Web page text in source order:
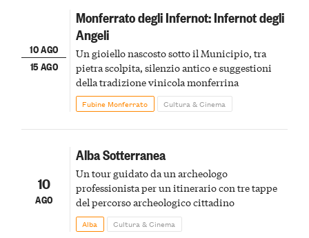
10 AGO
15 AGO
Monferrato degli Infernot: Infernot degli
Angeli
Un gioiello nascosto sotto il Municipio, tra
pietra scolpita, silenzio antico e suggestioni
della tradizione vinicola monferrina
Fubine Monferrato Cultura & Cinema
10
AGO
Alba Sotterranea
Un tour guidato da un archeologo
professionista per un itinerario con tre tappe
del percorso archeologico cittadino
Alba Cultura & Cinema